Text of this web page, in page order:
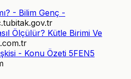
- Bilim Genç -
Ölçülür? Kütle Birimi Ve
- Konu Özeti 5FEN5